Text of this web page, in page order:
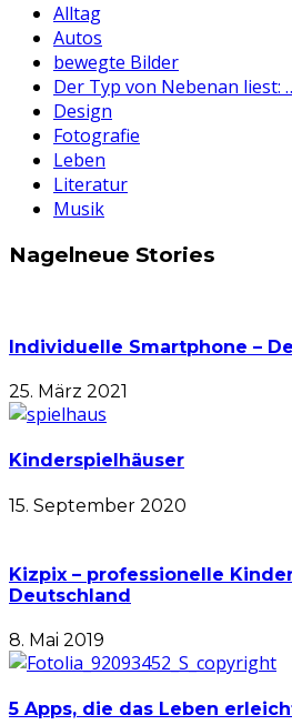
Alltag
Autos
bewegte Bilder
Der Typ von Nebenan liest:
Design
Fotografie
Leben
Literatur
Musik
Nagelneue Stories
Individuelle Smartphone –
25. März 2021
Kinderspielhäuser
15. September 2020
Kizpix – professionelle
Deutschland
8. Mai 2019
5 Apps, die das Leben